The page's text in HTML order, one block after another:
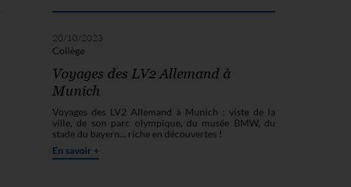
20/10/2023
Collège
Voyages des LV2 Allemand à
Munich
Voyages des LV2 Allemand à Munich : viste de la
ville, de son parc olympique, du musée BMW, du
stade du bayern... riche en découvertes !
En savoir +